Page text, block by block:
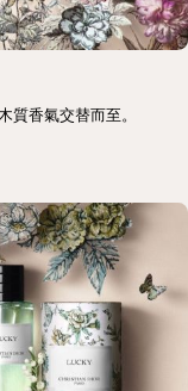
香氣交替而至。